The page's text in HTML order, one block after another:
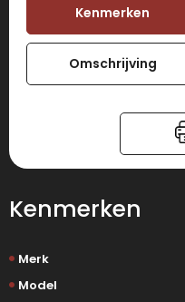
Kenmerken
Omschrijving
Kenmerken
Merk
Model